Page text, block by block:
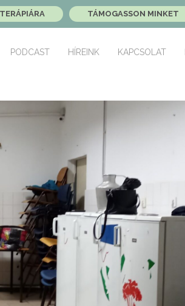
TÁMOGASSON MINKET
PODCAST HÍREINK KAPCSOLAT